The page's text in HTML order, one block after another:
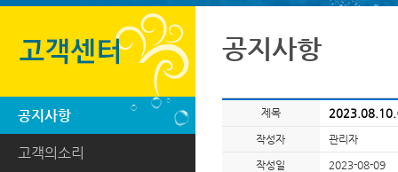
공지사항
고객의소리
공지사항
제목
작성자 관리자
작성일 2023-08-09